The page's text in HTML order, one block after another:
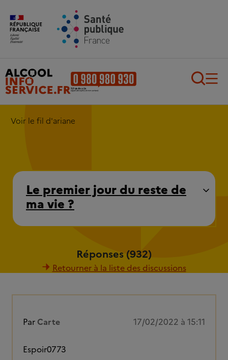
Aller au contenu principal
Voir le fil d'ariane
Le premier jour du reste de
ma vie ?
Réponses (932)
Retourner à la liste des discussions
Par Carte 17/02/2022 à 15:11
Espoir0773